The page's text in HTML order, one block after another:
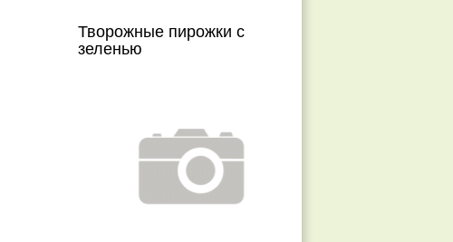
Творожные пирожки с
зеленью